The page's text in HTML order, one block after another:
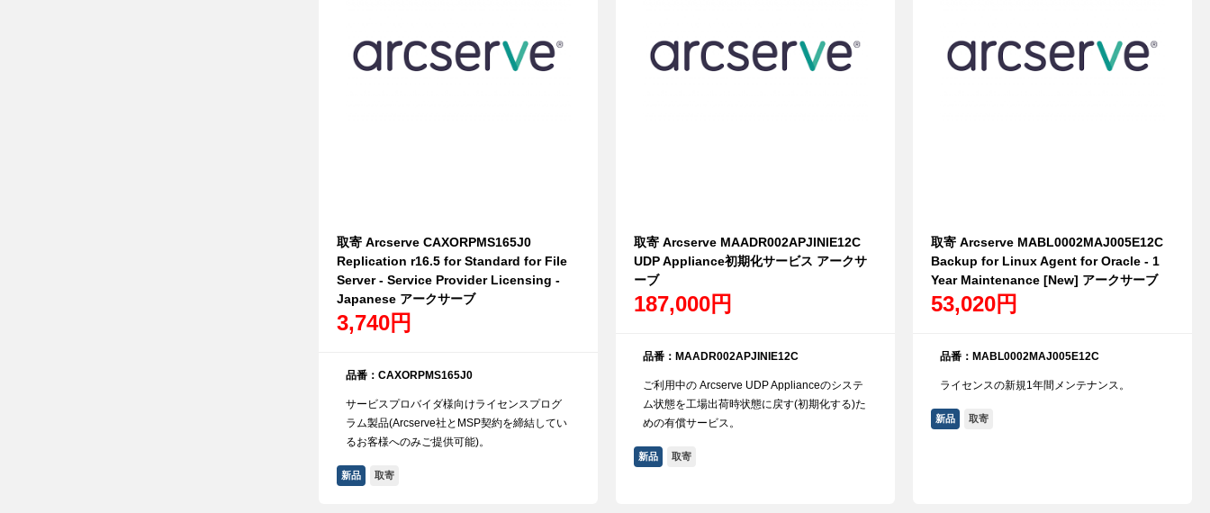
取寄 Arcserve CAXORPMS165J0
Replication r16.5 for Standard for File
Server - Service Provider Licensing -
Japanese アークサーブ
3,740円
品番：CAXORPMS165J0
サービスプロバイダ様向けライセンスプログ
ラム製品(Arcserve社とMSP契約を締結してい
るお客様へのみご提供可能)。
新品 取寄
取寄 Arcserve MAADR002APJINIE12C
UDP Appliance初期化サービス アークサ
ーブ
187,000円
品番：MAADR002APJINIE12C
ご利用中の Arcserve UDP Applianceのシステ
ム状態を工場出荷時状態に戻す(初期化する)た
めの有償サービス。
新品 取寄
取寄 Arcserve MABL0002MAJ005E12C
Backup for Linux Agent for Oracle - 1
Year Maintenance [New] アークサーブ
53,020円
品番：MABL0002MAJ005E12C
ライセンスの新規1年間メンテナンス。
新品 取寄